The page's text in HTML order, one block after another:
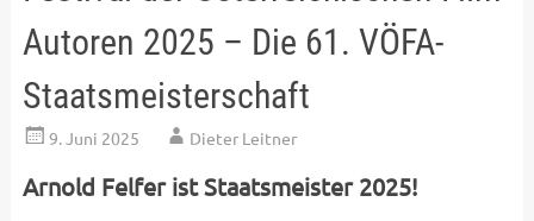
Autoren 2025 – Die 61. VÖFA-
Staatsmeisterschaft
9. Juni 2025 Dieter Leitner
Arnold Felfer ist Staatsmeister 2025!